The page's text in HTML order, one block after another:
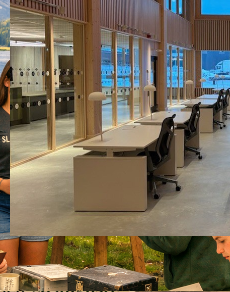
Resa till Riksarkivet i
höst! Fullbokad!